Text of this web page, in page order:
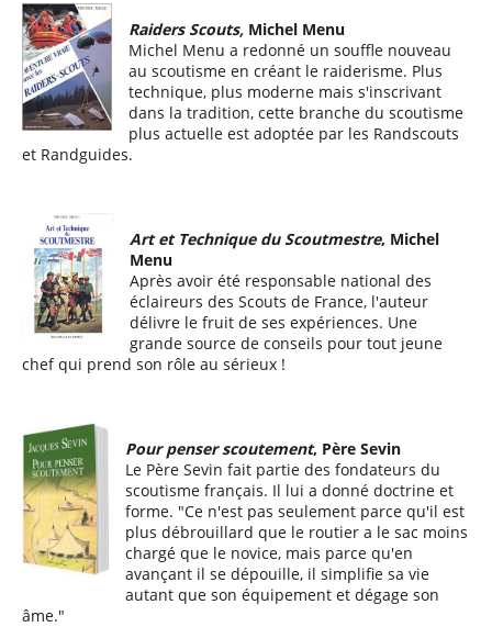
Raiders Scouts, Michel Menu
Michel Menu a redonné un souffle nouveau
au scoutisme en créant le raiderisme. Plus
technique, plus moderne mais s'inscrivant
dans la tradition, cette branche du scoutisme
plus actuelle est adoptée par les Randscouts
et Randguides.
Art et Technique du Scoutmestre, Michel
Menu
Après avoir été responsable national des
éclaireurs des Scouts de France, l'auteur
délivre le fruit de ses expériences. Une
grande source de conseils pour tout jeune
chef qui prend son rôle au sérieux !
Pour penser scoutement, Père Sevin
Le Père Sevin fait partie des fondateurs du
scoutisme français. Il lui a donné doctrine et
forme. "Ce n'est pas seulement parce qu'il est
plus débrouillard que le routier a le sac moins
chargé que le novice, mais parce qu'en
avançant il se dépouille, il simplifie sa vie
autant que son équipement et dégage son
âme."